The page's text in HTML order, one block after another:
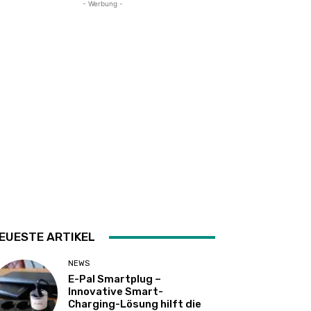
- Werbung -
ARTIKEL
NEWS
E-Pal Smartplug –
Innovative Smart-
Charging-Lösung hilft die